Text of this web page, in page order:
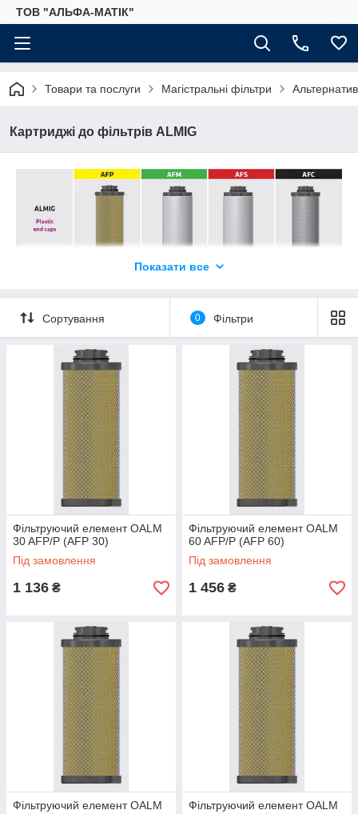
ТОВ "АЛЬФА-МАТІК"
Товари та послуги Магістральні фільтри
Картриджі до фільтрів ALMIG
Показати все
Сортування 0 Фільтри
Фільтруючий елемент OALM
30 AFP/P (AFP 30)
Під замовлення
1 136 ₴
Фільтруючий елемент OALM
60 AFP/P (AFP 60)
Під замовлення
1 456 ₴
Фільтруючий елемент OALM
Фільтруючий елемент OALM